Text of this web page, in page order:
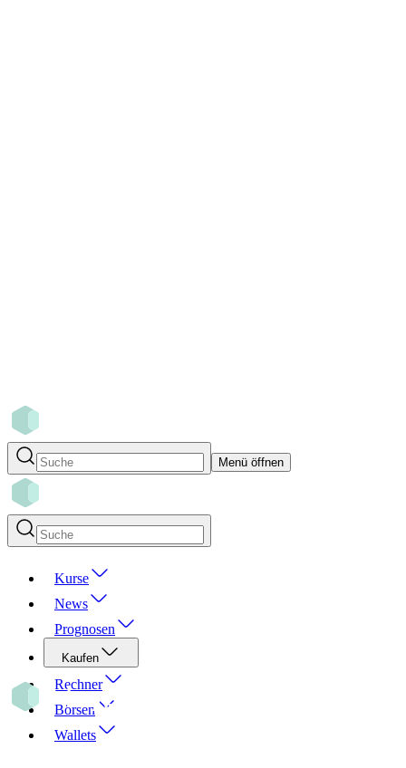
Menü öffnen
Kurse
News
Prognosen
Kaufen
Rechner
Börsen
Wallets